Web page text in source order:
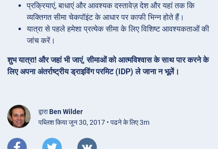
प्रक्रियाएं, बाधाएं और आवश्यक दस्तावेज़ देश और यहां तक कि
व्यक्तिगत सीमा चेकपॉइंट के आधार पर काफी भिन्न होते हैं।
यात्रा से पहले हमेशा प्रत्येक सीमा के लिए विशिष्ट आवश्यकताओं की
जांच करें।
शुभ यात्रा! और जहां भी जाएं, सीमाओं को आत्मविश्वास के साथ पार करने के
लिए अपना अंतर्राष्ट्रीय ड्राइविंग परमिट (IDP) ले जाना न भूलें।
द्वाराBen Wilder
पब्लिश किया जून 30, 2017 • पढने के लिए 3m